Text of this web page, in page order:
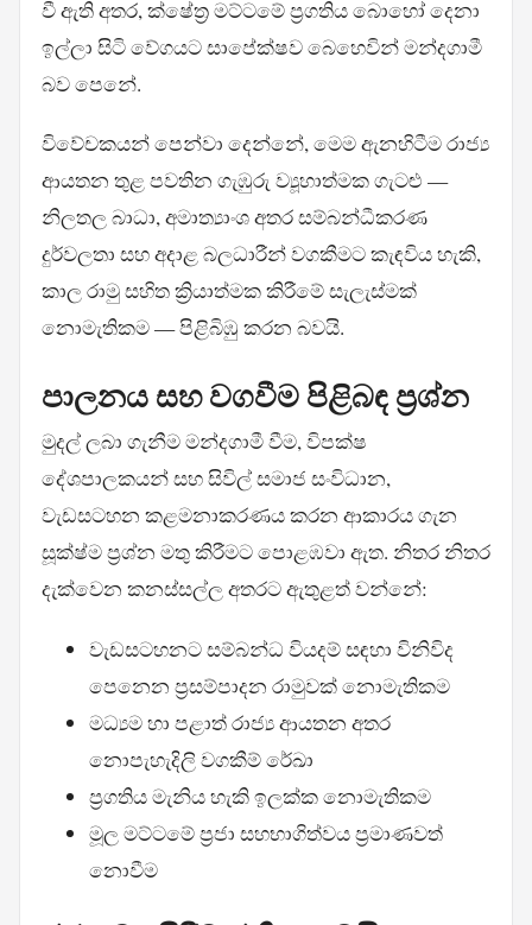
වී ඇති අතර, ක්ෂේත්‍ර මට්ටමේ ප්‍රගතිය බොහෝ දෙනා
ඉල්ලා සිටි වේගයට සාපේක්ෂව බෙහෙවින් මන්දගාමී
බව පෙනේ.
විවේචකයන් පෙන්වා දෙන්නේ, මෙම ඇනහිටීම රාජ්‍ය
ආයතන තුළ පවතින ගැඹුරු ව්‍යූහාත්මක ගැටළු —
නිලතල බාධා, අමාත්‍යාංශ අතර සම්බන්ධීකරණ
දුර්වලතා සහ අදාළ බලධාරීන් වගකීමට කැඳවිය හැකි,
කාල රාමු සහිත ක්‍රියාත්මක කිරීමේ සැලැස්මක්
නොමැතිකම — පිළිබිඹු කරන බවයි.
පාලනය සහ වගවීම පිළිබඳ ප්‍රශ්න
මුදල් ලබා ගැනීම මන්දගාමී වීම, විපක්ෂ
දේශපාලකයන් සහ සිවිල් සමාජ සංවිධාන,
වැඩසටහන කළමනාකරණය කරන ආකාරය ගැන
සූක්ෂ්ම ප්‍රශ්න මතු කිරීමට පොළඹවා ඇත. නිතර නිතර
දැක්වෙන කනස්සල්ල අතරට ඇතුළත් වන්නේ:
වැඩසටහනට සම්බන්ධ වියදම් සඳහා විනිවිද
පෙනෙන ප්‍රසම්පාදන රාමුවක් නොමැතිකම
මධ්‍යම හා පළාත් රාජ්‍ය ආයතන අතර
නොපැහැදිලි වගකීම් රේඛා
ප්‍රගතිය මැනිය හැකි ඉලක්ක නොමැතිකම
මූල මට්ටමේ ප්‍රජා සහභාගිත්වය ප්‍රමාණවත්
නොවීම